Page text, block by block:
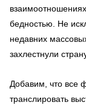
бедностью. Не
недавних
захлестнули
Добавим, что все
транслировать